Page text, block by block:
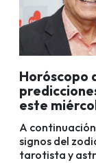
Horóscopo
este
A
signos del
tarotista y